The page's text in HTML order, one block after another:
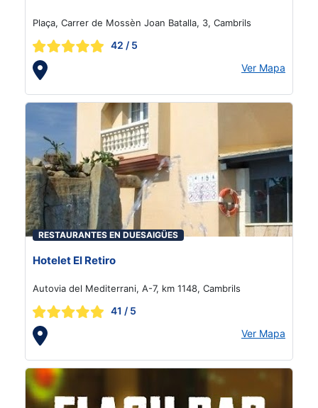
Plaça, Carrer de Mossèn Joan Batalla, 3, Cambrils
42 / 5
Ver Mapa
RESTAURANTES EN DUESAIGÜES
Hotelet El Retiro
Autovia del Mediterrani, A-7, km 1148, Cambrils
41 / 5
Ver Mapa